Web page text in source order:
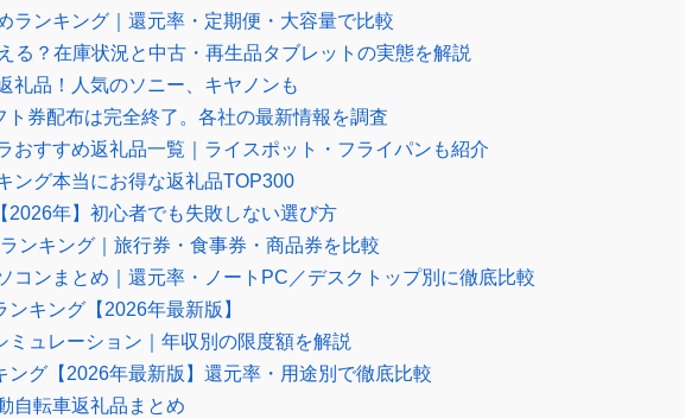
ランキング｜還元率・定期便・大容量で比較
る？在庫状況と中古・再生品タブレットの実態を解説
礼品！人気のソニー、キヤノンも
ト券配布は完全終了。各社の最新情報を調査
おすすめ返礼品一覧｜ライスポット・フライパンも紹介
ング本当にお得な返礼品TOP300
年】初心者でも失敗しない選び方
ンキング｜旅行券・食事券・商品券を比較
コンまとめ｜還元率・ノートPC／デスクトップ別に徹底比較
キング【2026年最新版】
ミュレーション｜年収別の限度額を解説
グ【2026年最新版】還元率・用途別で徹底比較
自転車返礼品まとめ